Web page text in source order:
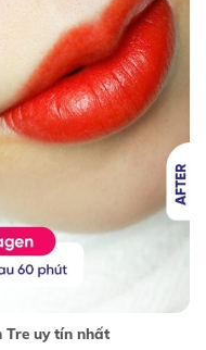
Tre uy tín nhất